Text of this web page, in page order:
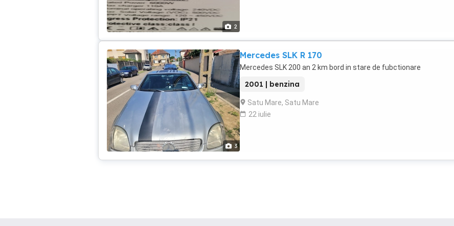
2
3
Mercedes SLK R 170
Mercedes SLK 200 an 2 km bord in stare de fubctionare
2001 | benzina
Satu Mare, Satu Mare
22 iulie